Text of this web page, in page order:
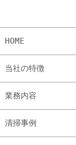
HOME
当社の特徴
業務内容
清掃事例